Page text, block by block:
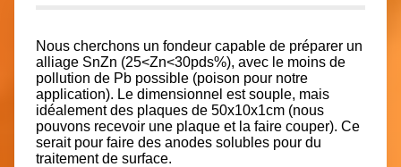
Nous cherchons un fondeur capable de préparer un
alliage SnZn (25<Zn<30pds%), avec le moins de
pollution de Pb possible (poison pour notre
application). Le dimensionnel est souple, mais
idéalement des plaques de 50x10x1cm (nous
pouvons recevoir une plaque et la faire couper). Ce
serait pour faire des anodes solubles pour du
traitement de surface.